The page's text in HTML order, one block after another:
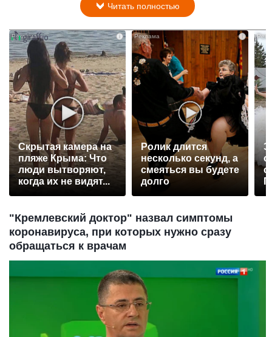
Читать полностью
i
Скрытая камера на
пляже Крыма: Что
люди вытворяют,
когда их не видят...
Ролик длится
несколько секунд, а
смеяться вы будете
долго
"Кремлевский доктор" назвал симптомы
коронавируса, при которых нужно сразу
обращаться к врачам